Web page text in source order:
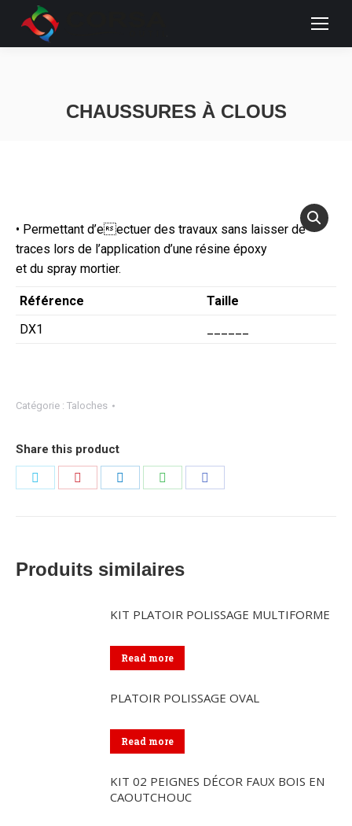
CHAUSSURES À CLOUS
• Permettant d’eectuer des travaux sans laisser de
traces lors de l’application d’une résine époxy
et du spray mortier.
Référence
Taille
DX1
Catégorie : Taloches
Share this product
Partager Partager Partager Partager
Produits similaires
KIT PLATOIR POLISSAGE MULTIFORME
Read more
PLATOIR POLISSAGE OVAL
Read more
KIT 02 PEIGNES DÉCOR FAUX BOIS EN
CAOUTCHOUC